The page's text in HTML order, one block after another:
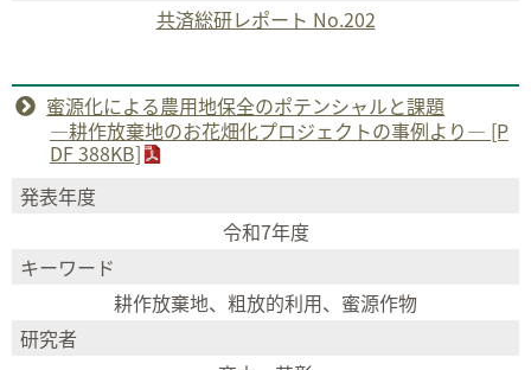
共済総研レポート No.202
蜜源化による農用地保全のポテンシャルと課題
―耕作放棄地のお花畑化プロジェクトの事例より― [P
DF 388KB]
発表年度
令和7年度
キーワード
耕作放棄地、粗放的利用、蜜源作物
研究者